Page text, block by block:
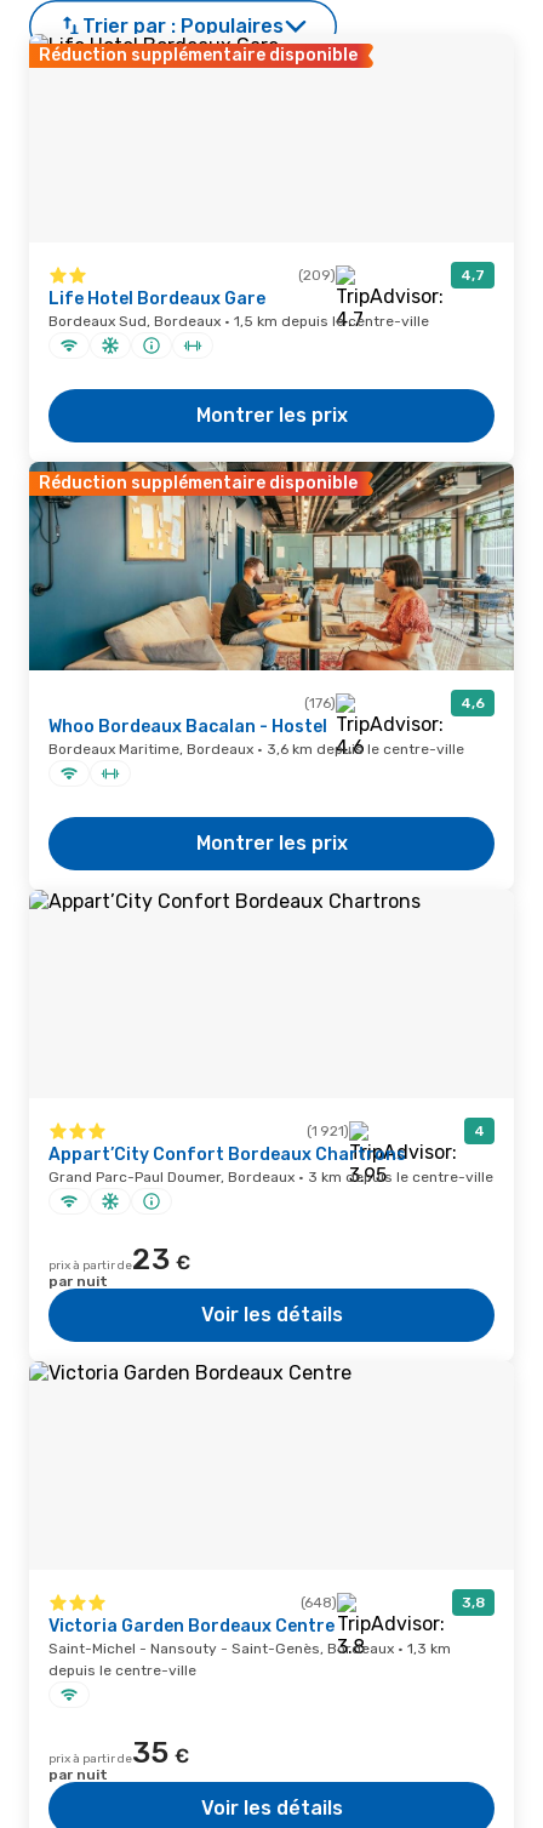
Trier par : Populaires
Réduction supplémentaire disponible
(209) 4,7
Life Hotel Bordeaux Gare
Bordeaux Sud, Bordeaux · 1,5 km depuis le centre-ville
Montrer les prix
Réduction supplémentaire disponible
(176) 4,6
Whoo Bordeaux Bacalan - Hostel
Bordeaux Maritime, Bordeaux · 3,6 km depuis le centre-ville
Montrer les prix
(1 921) 4
Appart’City Confort Bordeaux Chartrons
Grand Parc-Paul Doumer, Bordeaux · 3 km depuis le centre-ville
prix à partir de23 €
par nuit
Voir les détails
(648) 3,8
Victoria Garden Bordeaux Centre
Saint-Michel - Nansouty - Saint-Genès, Bordeaux · 1,3 km
depuis le centre-ville
prix à partir de35 €
par nuit
Voir les détails